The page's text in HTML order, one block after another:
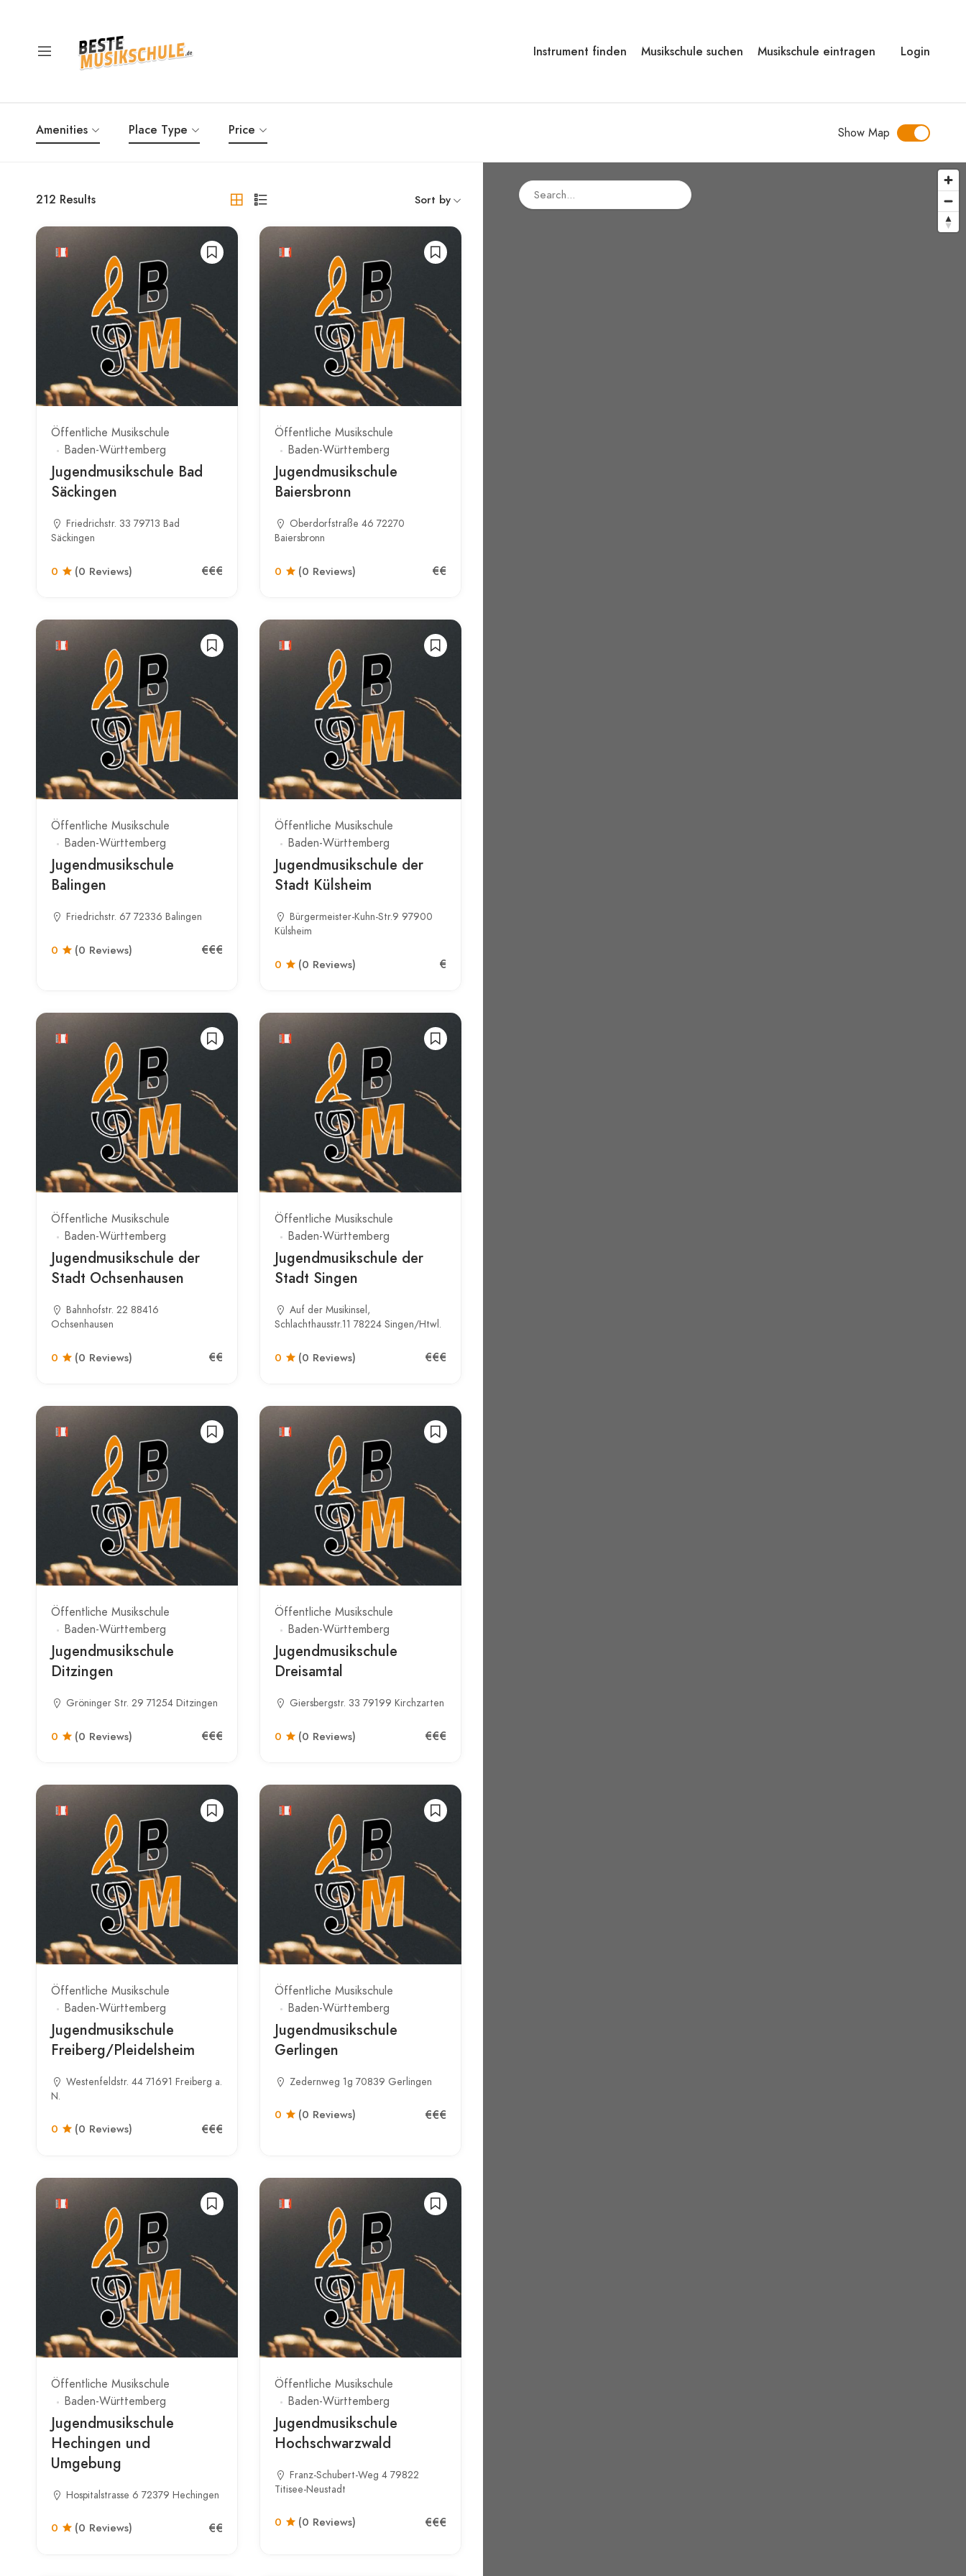
Instrument finden Musikschule suchen Musikschule eintragen Login
Amenities Place Type Price Show Map
212 Results Sort by
Öffentliche Musikschule
Baden-Württemberg
Jugendmusikschule Bad
Säckingen
Friedrichstr. 33 79713 Bad
Säckingen
0 (0 Reviews) €€€
Öffentliche Musikschule
Baden-Württemberg
Jugendmusikschule
Baiersbronn
Oberdorfstraße 46 72270
Baiersbronn
0 (0 Reviews) €€
Öffentliche Musikschule
Baden-Württemberg
Jugendmusikschule
Balingen
Friedrichstr. 67 72336 Balingen
0 (0 Reviews) €€€
Öffentliche Musikschule
Baden-Württemberg
Jugendmusikschule der
Stadt Külsheim
Bürgermeister-Kuhn-Str.9 97900
Külsheim
0 (0 Reviews) €
Öffentliche Musikschule
Baden-Württemberg
Jugendmusikschule der
Stadt Ochsenhausen
Bahnhofstr. 22 88416
Ochsenhausen
0 (0 Reviews) €€
Öffentliche Musikschule
Baden-Württemberg
Jugendmusikschule der
Stadt Singen
Auf der Musikinsel,
Schlachthausstr.11 78224 Singen/Htwl.
0 (0 Reviews) €€€
Öffentliche Musikschule
Baden-Württemberg
Jugendmusikschule
Ditzingen
Gröninger Str. 29 71254 Ditzingen
0 (0 Reviews) €€€
Öffentliche Musikschule
Baden-Württemberg
Jugendmusikschule
Dreisamtal
Giersbergstr. 33 79199 Kirchzarten
0 (0 Reviews) €€€
Öffentliche Musikschule
Baden-Württemberg
Jugendmusikschule
Freiberg/Pleidelsheim
Westenfeldstr. 44 71691 Freiberg a.
N.
0 (0 Reviews) €€€
Öffentliche Musikschule
Baden-Württemberg
Jugendmusikschule
Gerlingen
Zedernweg 1g 70839 Gerlingen
0 (0 Reviews) €€€
Öffentliche Musikschule
Baden-Württemberg
Jugendmusikschule
Hechingen und
Umgebung
Hospitalstrasse 6 72379 Hechingen
0 (0 Reviews) €€
Öffentliche Musikschule
Baden-Württemberg
Jugendmusikschule
Hochschwarzwald
Franz-Schubert-Weg 4 79822
Titisee-Neustadt
0 (0 Reviews) €€€